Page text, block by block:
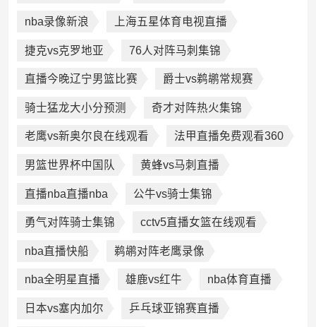
nba录像新浪 上海五星体育电视直播
捷克vs克罗地亚 76人对阵马刺集锦
直播今晚辽宁男篮比赛 爵士vs鹈鹕常规赛
骑士猛龙大小分预测 奇才对阵热火集锦
老鹰vs新奥尔良在线观看 法甲直播免费观看360
男篮世界杯中国队 黄蜂vs马刺直播
直播nba直播nba 公牛vs骑士集锦
勇气对阵骑士集锦 cctv5直播女篮在线观看
nba直播快船 鹈鹕对阵老鹰录像
nba全明星直播 雄鹿vs红牛 nba体育直播
日本vs塞内加尔 乒乓球亚锦赛直播